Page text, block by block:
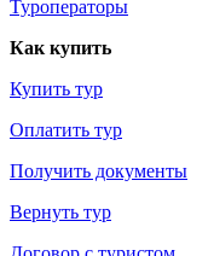
Туроператоры
Как купить
Купить тур
Оплатить тур
Получить документы
Вернуть тур